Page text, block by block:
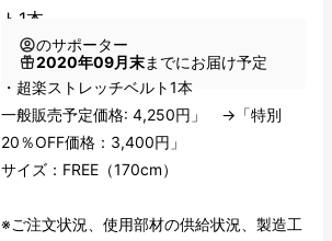
ト1本
のサポーター
2020年09月末までにお届け予定
・超楽ストレッチベルト1本
一般販売予定価格: 4,250円」 →「特別
20％OFF価格：3,400円」
サイズ：FREE（170cm）
※ご注文状況、使用部材の供給状況、製造工